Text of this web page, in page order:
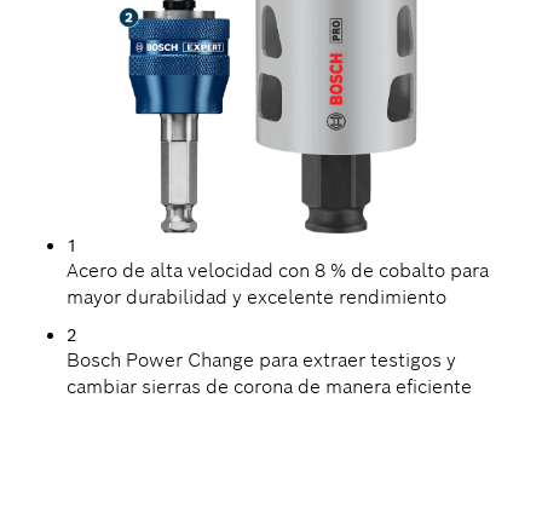
1
Acero de alta velocidad con 8 % de cobalto para
mayor durabilidad y excelente rendimiento
2
Bosch Power Change para extraer testigos y
cambiar sierras de corona de manera eficiente